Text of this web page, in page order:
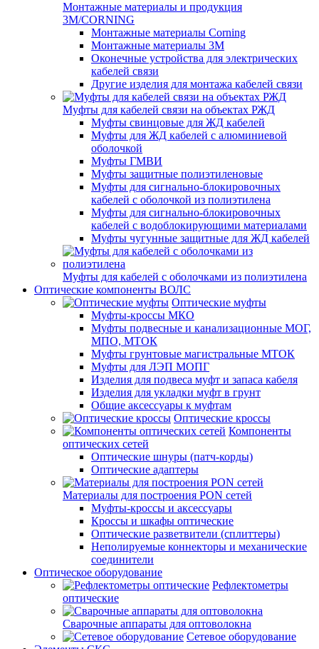
Монтажные материалы и продукция
3M/CORNING
Монтажные материалы Corning
Монтажные материалы 3M
Оконечные устройства для электрических
кабелей связи
Другие изделия для монтажа кабелей связи
Муфты для кабелей связи на объектах РЖД
Муфты свинцовые для ЖД кабелей
Муфты для ЖД кабелей с алюминиевой
оболочкой
Муфты ГМВИ
Муфты защитные полиэтиленовые
Муфты для сигнально-блокировочных
кабелей с оболочкой из полиэтилена
Муфты для сигнально-блокировочных
кабелей с водоблокирующими материалами
Муфты чугунные защитные для ЖД кабелей
Муфты для кабелей с оболочками из полиэтилена
Оптические компоненты ВОЛС
Оптические муфты
Муфты-кроссы МКО
Муфты подвесные и канализационные МОГ,
МПО, МТОК
Муфты грунтовые магистральные МТОК
Муфты для ЛЭП МОПГ
Изделия для подвеса муфт и запаса кабеля
Изделия для укладки муфт в грунт
Общие аксессуары к муфтам
Оптические кроссы
Компоненты
оптических сетей
Оптические шнуры (патч-корды)
Оптические адаптеры
Материалы для построения PON сетей
Муфты-кроссы и аксессуары
Кроссы и шкафы оптические
Оптические разветвители (сплиттеры)
Неполируемые коннекторы и механические
соединители
Оптическое оборудование
Рефлектометры
оптические
Сварочные аппараты для оптоволокна
Сетевое оборудование